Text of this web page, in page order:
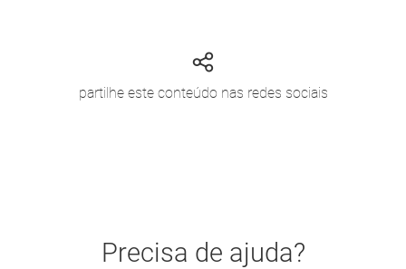
partilhe este conteúdo nas redes sociais
Precisa de ajuda?